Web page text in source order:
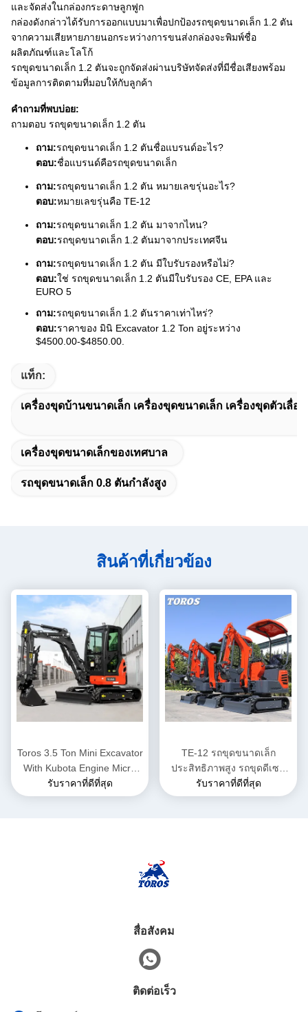
และจัดส่งในกล่องกระดาษลูกฟูก
กล่องดังกล่าวได้รับการออกแบบมาเพื่อปกป้องรถขุดขนาดเล็ก 1.2 ตัน
จากความเสียหายภายนอกระหว่างการขนส่งกล่องจะพิมพ์ชื่อ
ผลิตภัณฑ์และโลโก้
รถขุดขนาดเล็ก 1.2 ตันจะถูกจัดส่งผ่านบริษัทจัดส่งที่มีชื่อเสียงพร้อม
ข้อมูลการติดตามที่มอบให้กับลูกค้า
คำถามที่พบบ่อย:
ถามตอบ รถขุดขนาดเล็ก 1.2 ตัน
ถาม:รถขุดขนาดเล็ก 1.2 ตันชื่อแบรนด์อะไร?
ตอบ:ชื่อแบรนด์คือรถขุดขนาดเล็ก
ถาม:รถขุดขนาดเล็ก 1.2 ตัน หมายเลขรุ่นอะไร?
ตอบ:หมายเลขรุ่นคือ TE-12
ถาม:รถขุดขนาดเล็ก 1.2 ตัน มาจากไหน?
ตอบ:รถขุดขนาดเล็ก 1.2 ตันมาจากประเทศจีน
ถาม:รถขุดขนาดเล็ก 1.2 ตัน มีใบรับรองหรือไม่?
ตอบ:ใช่ รถขุดขนาดเล็ก 1.2 ตันมีใบรับรอง CE, EPA และ
EURO 5
ถาม:รถขุดขนาดเล็ก 1.2 ตันราคาเท่าไหร่?
ตอบ:ราคาของ มินิ Excavator 1.2 Ton อยู่ระหว่าง
$4500.00-$4850.00.
แท็ก:
เครื่องขุดบ้านขนาดเล็ก เครื่องขุดขนาดเล็ก เครื่องขุดตัวเลื่อ
เครื่องขุดขนาดเล็กของเทศบาล
รถขุดขนาดเล็ก 0.8 ตันกำลังสูง
สินค้าที่เกี่ยวข้อง
Toros 3.5 Ton Mini Excavator
With Kubota Engine Micro
Digger Mult Functions
bagger เครื่องขุดขนาดเล็ก มี
รับราคาที่ดีที่สุด
TE-12 รถขุดขนาดเล็ก
ประสิทธิภาพสูง รถขุดดีเซล
ขนาดเล็ก ความสูง 2285 มม.
สำหรับงานเทศบาล
รับราคาที่ดีที่สุด
สื่อสังคม
ติดต่อเร็ว